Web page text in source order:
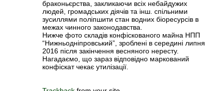
браконьєрства, закликаючи всіх небайдужих
людей, громадських діячів та інш. спільними
зусиллями поліпшити стан водних біоресурсів в
межах чинного законодавства.
Нижче фото складів конфіскованого майна НПП
“Нижньодніпровський”, зроблені в середині липня
2016 після закінчення весняного нересту.
Нагадаємо, що зараз відповідно маркований
конфіскат чекає утилізації.